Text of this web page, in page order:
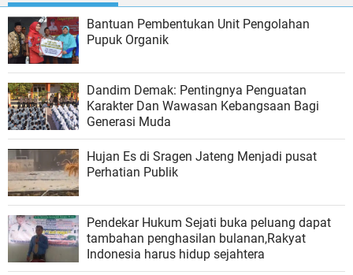
Bantuan Pembentukan Unit Pengolahan
Pupuk Organik
Dandim Demak: Pentingnya Penguatan
Karakter Dan Wawasan Kebangsaan Bagi
Generasi Muda
Hujan Es di Sragen Jateng Menjadi pusat
Perhatian Publik
Pendekar Hukum Sejati buka peluang dapat
tambahan penghasilan bulanan,Rakyat
Indonesia harus hidup sejahtera